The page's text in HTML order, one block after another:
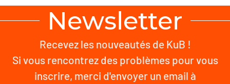
Newsletter
Recevez les nouveautés de KuB !
Si vous rencontrez des problèmes pour vous
inscrire, merci d'envoyer un email à